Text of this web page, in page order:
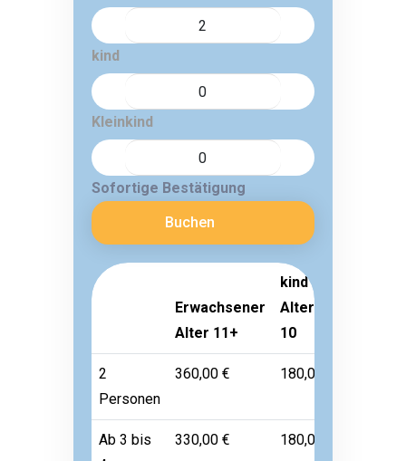
kind
Kleinkind
Sofortige Bestätigung
Buchen
Erwachsener
Alter 11+
kind
Alter 3-
10
2
Personen
360,00 € 180,00 €
Ab 3 bis
330,00 € 180,00 €